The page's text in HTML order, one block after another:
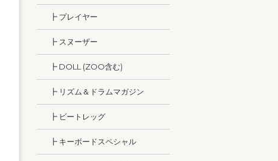
┣ プレイヤー
┣ スヌーザー
┣ DOLL (ZOO含む)
┣ リズム＆ドラムマガジン
┣ ビートレッグ
┣ キーボードスペシャル